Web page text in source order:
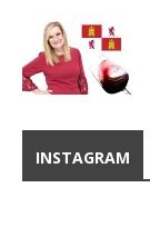
INSTAGRAM